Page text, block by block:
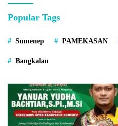
Popular Tags
Sumenep PAMEKASAN
Bangkalan